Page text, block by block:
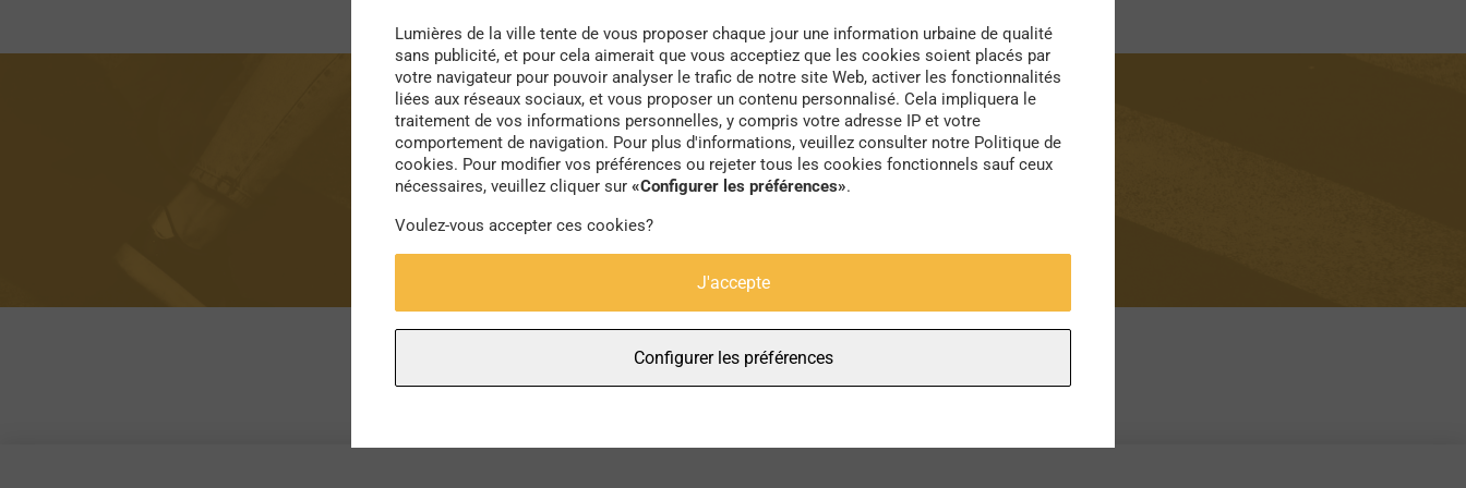
investissement
Lumières de la ville tente de vous proposer chaque jour une information urbaine de qualité
sans publicité, et pour cela aimerait que vous acceptiez que les cookies soient placés par
votre navigateur pour pouvoir analyser le trafic de notre site Web, activer les fonctionnalités
liées aux réseaux sociaux, et vous proposer un contenu personnalisé. Cela impliquera le
traitement de vos informations personnelles, y compris votre adresse IP et votre
comportement de navigation. Pour plus d'informations, veuillez consulter notre Politique de
cookies. Pour modifier vos préférences ou rejeter tous les cookies fonctionnels sauf ceux
nécessaires, veuillez cliquer sur «Configurer les préférences».
Voulez-vous accepter ces cookies?
J'accepte
Configurer les préférences